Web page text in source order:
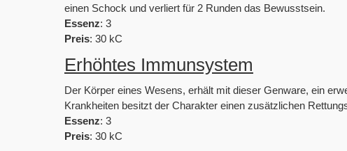
einen Schock und verliert für 2 Runden das Bewusstsein.
Essenz: 3
Preis: 30 kC
Erhöhtes Immunsystem
Der Körper eines Wesens, erhält mit dieser Genware, ein
Krankheiten besitzt der Charakter einen zusätzlichen
Essenz: 3
Preis: 30 kC